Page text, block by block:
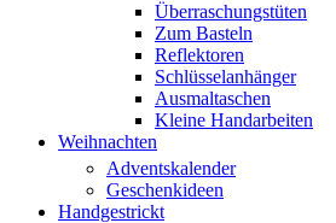
Überraschungstüten
Zum Basteln
Reflektoren
Schlüsselanhänger
Ausmaltaschen
Kleine Handarbeiten
Weihnachten
Adventskalender
Geschenkideen
Handgestrickt